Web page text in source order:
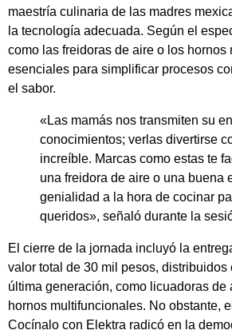
maestría culinaria de las madres
la tecnología adecuada. Según el
como las freidoras de aire o los hornos
esenciales para simplificar procesos
el sabor.
«Las mamás nos transmiten su
conocimientos; verlas divertirse
increíble. Marcas como estas te
una freidora de aire o una buena
genialidad a la hora de cocinar
queridos», señaló durante la
El cierre de la jornada incluyó la
valor total de 30 mil pesos, distribuidos
última generación, como licuadoras de
hornos multifuncionales. No obstante,
Cocínalo con Elektra radicó en la